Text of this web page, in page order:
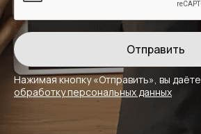
Нажимая кнопку «Отправить», вы даёте
обработку персональных данных